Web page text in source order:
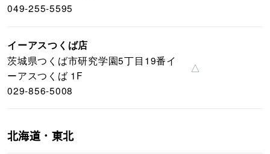
049-255-5595
イーアスつくば店
茨城県つくば市研究学園5丁目19番イ
ーアスつくば 1F
029-856-5008
△
北海道・東北